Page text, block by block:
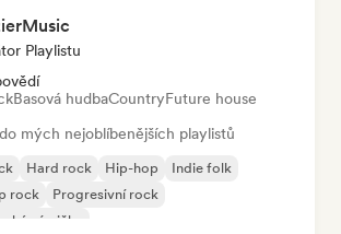
Playlistu
Basová hudbaCountryFuture house
mých nejoblíbenějších playlistů
Hard rock Hip-hop
Indie folk
rock
Progresivní rock
písnička